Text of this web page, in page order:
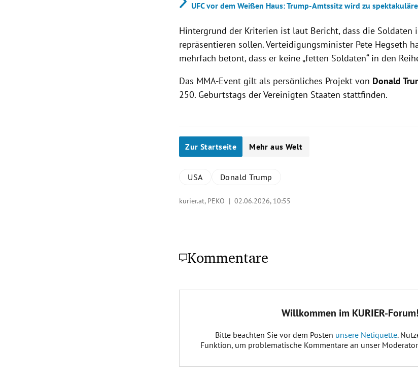
UFC vor dem Weißen Haus: Trump-Amtssitz wird zu
Hintergrund der Kriterien ist laut Bericht, dass die
repräsentieren sollen. Verteidigungsminister Pete Hegseth
mehrfach betont, dass er keine „fetten Soldaten“ in den
Das MMA-Event gilt als persönliches Projekt von Donald
250. Geburtstags der Vereinigten Staaten stattfinden.
Zur Startseite Mehr aus Welt
USA Donald Trump
kurier.at, PEKO |02.06.2026, 10:55
Kommentare